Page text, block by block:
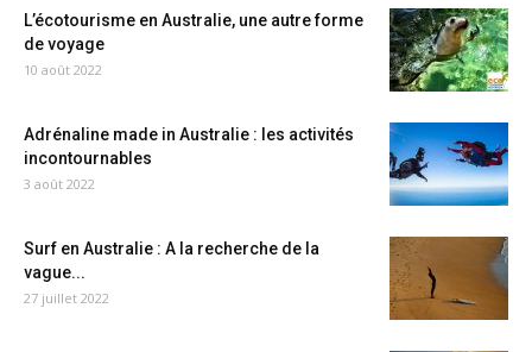
L’écotourisme en Australie, une autre forme
de voyage
10 août 2022
Adrénaline made in Australie : les activités
incontournables
3 août 2022
Surf en Australie : A la recherche de la
vague...
27 juillet 2022